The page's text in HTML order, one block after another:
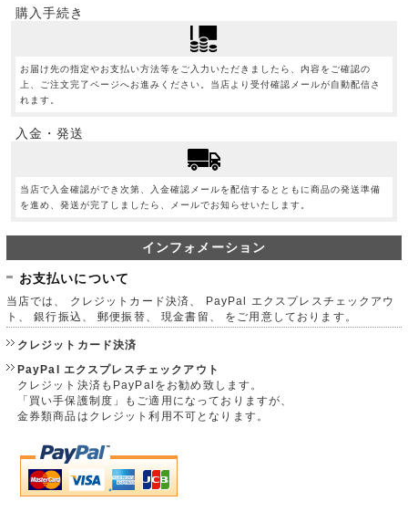
購入手続き
お届け先の指定やお支払い方法等をご入力いただきましたら、内容をご確認の
上、ご注文完了ページへお進みください。当店より受付確認メールが自動配信さ
れます。
入金・発送
当店で入金確認ができ次第、入金確認メールを配信するとともに商品の発送準備
を進め、発送が完了しましたら、メールでお知らせいたします。
インフォメーション
お支払いについて
当店では、 クレジットカード決済、 PayPal エクスプレスチェックアウ
ト、 銀行振込、 郵便振替、 現金書留、 をご用意しております。
クレジットカード決済
PayPal エクスプレスチェックアウト
クレジット決済もPayPalをお勧め致します。
「買い手保護制度」もご適用になっておりますが、
金券類商品はクレジット利用不可となります。